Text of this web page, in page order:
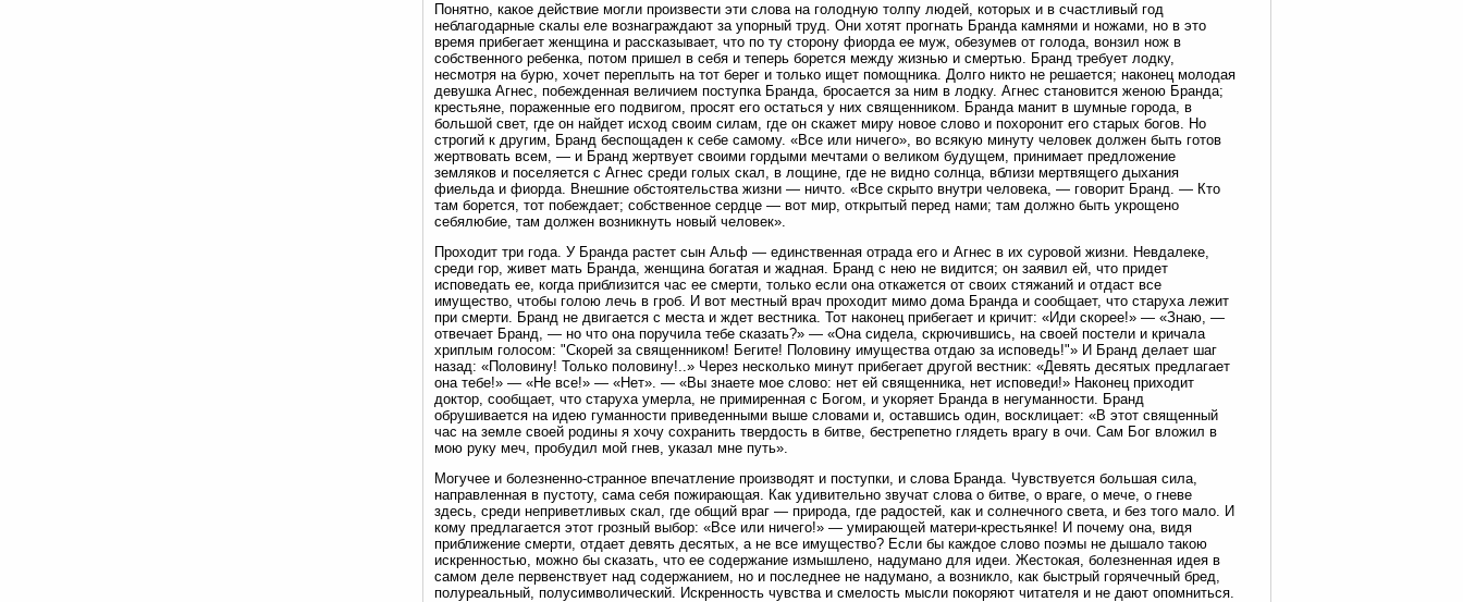
Понятно, какое действие могли произвести эти слова на голодную толпу людей, которых и в счастливый год
неблагодарные скалы еле вознаграждают за упорный труд. Они хотят прогнать Бранда камнями и ножами, но в это
время прибегает женщина и рассказывает, что по ту сторону фиорда ее муж, обезумев от голода, вонзил нож в
собственного ребенка, потом пришел в себя и теперь борется между жизнью и смертью. Бранд требует лодку,
несмотря на бурю, хочет переплыть на тот берег и только ищет помощника. Долго никто не решается; наконец молодая
девушка Агнес, побежденная величием поступка Бранда, бросается за ним в лодку. Агнес становится женою Бранда;
крестьяне, пораженные его подвигом, просят его остаться у них священником. Бранда манит в шумные города, в
большой свет, где он найдет исход своим силам, где он скажет миру новое слово и похоронит его старых богов. Но
строгий к другим, Бранд беспощаден к себе самому. «Все или ничего», во всякую минуту человек должен быть готов
жертвовать всем, — и Бранд жертвует своими гордыми мечтами о великом будущем, принимает предложение
земляков и поселяется с Агнес среди голых скал, в лощине, где не видно солнца, вблизи мертвящего дыхания
фиельда и фиорда. Внешние обстоятельства жизни — ничто. «Все скрыто внутри человека, — говорит Бранд. — Кто
там борется, тот побеждает; собственное сердце — вот мир, открытый перед нами; там должно быть укрощено
себялюбие, там должен возникнуть новый человек».
Проходит три года. У Бранда растет сын Альф — единственная отрада его и Агнес в их суровой жизни. Невдалеке,
среди гор, живет мать Бранда, женщина богатая и жадная. Бранд с нею не видится; он заявил ей, что придет
исповедать ее, когда приблизится час ее смерти, только если она откажется от своих стяжаний и отдаст все
имущество, чтобы голою лечь в гроб. И вот местный врач проходит мимо дома Бранда и сообщает, что старуха лежит
при смерти. Бранд не двигается с места и ждет вестника. Тот наконец прибегает и кричит: «Иди скорее!» — «Знаю, —
отвечает Бранд, — но что она поручила тебе сказать?» — «Она сидела, скрючившись, на своей постели и кричала
хриплым голосом: "Скорей за священником! Бегите! Половину имущества отдаю за исповедь!"» И Бранд делает шаг
назад: «Половину! Только половину!..» Через несколько минут прибегает другой вестник: «Девять десятых предлагает
она тебе!» — «Не все!» — «Нет». — «Вы знаете мое слово: нет ей священника, нет исповеди!» Наконец приходит
доктор, сообщает, что старуха умерла, не примиренная с Богом, и укоряет Бранда в негуманности. Бранд
обрушивается на идею гуманности приведенными выше словами и, оставшись один, восклицает: «В этот священный
час на земле своей родины я хочу сохранить твердость в битве, бестрепетно глядеть врагу в очи. Сам Бог вложил в
мою руку меч, пробудил мой гнев, указал мне путь».
Могучее и болезненно-странное впечатление производят и поступки, и слова Бранда. Чувствуется большая сила,
направленная в пустоту, сама себя пожирающая. Как удивительно звучат слова о битве, о враге, о мече, о гневе
здесь, среди неприветливых скал, где общий враг — природа, где радостей, как и солнечного света, и без того мало. И
кому предлагается этот грозный выбор: «Все или ничего!» — умирающей матери-крестьянке! И почему она, видя
приближение смерти, отдает девять десятых, а не все имущество? Если бы каждое слово поэмы не дышало такою
искренностью, можно бы сказать, что ее содержание измышлено, надумано для идеи. Жестокая, болезненная идея в
самом деле первенствует над содержанием, но и последнее не надумано, а возникло, как быстрый горячечный бред,
полуреальный, полусимволический. Искренность чувства и смелость мысли покоряют читателя и не дают опомниться.